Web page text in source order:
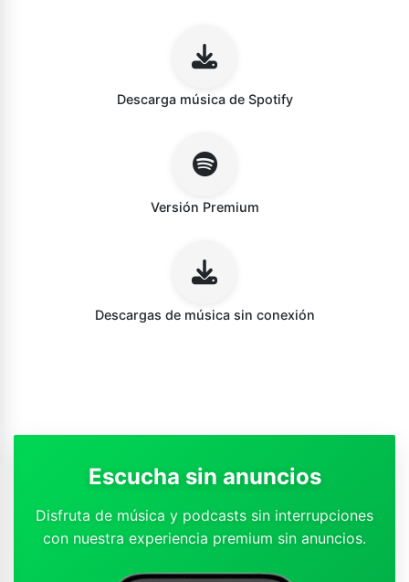
Descarga música de Spotify
Versión Premium
Descargas de música sin conexión
Escucha sin anuncios
Disfruta de música y podcasts sin interrupciones
con nuestra experiencia premium sin anuncios.